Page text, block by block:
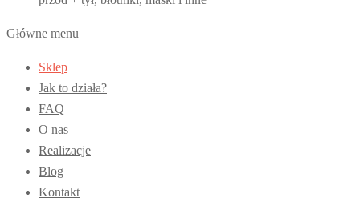
Główne menu
Sklep
Jak to działa?
FAQ
O nas
Realizacje
Blog
Kontakt